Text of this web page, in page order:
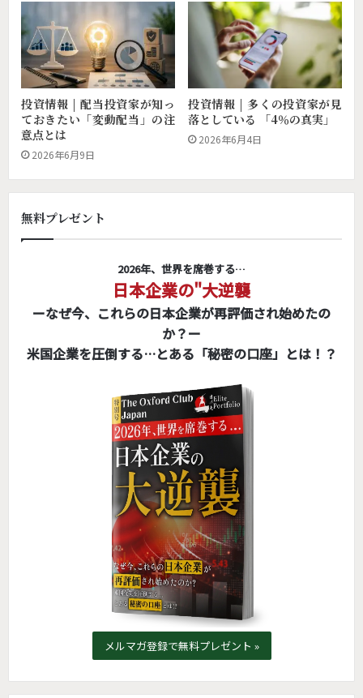
投資情報 | 配当投資家が知っ
ておきたい「変動配当」の注
意点とは
2026年6月9日
投資情報 | 多くの投資家が見
落としている 「4％の真実」
2026年6月4日
無料プレゼント
2026年、世界を席巻する…
日本企業の"大逆襲
ーなぜ今、これらの日本企業が再評価され始めたの
か？ー
米国企業を圧倒する…とある「秘密の口座」とは！？
メルマガ登録で無料プレゼント »